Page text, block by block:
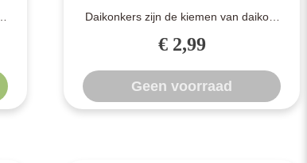
Daikonkers zijn de kiemen van daikon-
gekweek..
€ 2,99
Geen voorraad